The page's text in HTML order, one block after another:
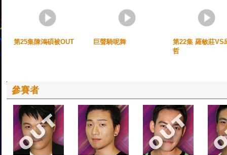
第25集陳鴻碩被OUT 巨聲騎呢舞
第22集 羅敏莊VS
哲
參賽者